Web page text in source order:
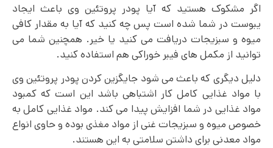
اگر مشکوک هستید که آیا پودر پروتئین وی باعث ایجاد
یبوست در شما شده است پس چه کنید که آیا به مقدار کافی
میوه و سبزیجات دریافت می کنید یا خیر. همچنین شما می
توانید از مکمل های فیبر خوراکی هم استفاده کنید.
دلیل دیگری که باعث می شود جایگزین کردن پودر پروتئین وی
با مواد غذایی کامل کار اشتباهی باشد این است که کمبود
مواد غذایی در شما افزایش پیدا می کند. مواد غذایی کامل به
خصوص میوه و سبزیجات غنی از مواد مغذی بوده و حاوی انواع
مواد معدنی برای داشتن سلامتی به این هستند.